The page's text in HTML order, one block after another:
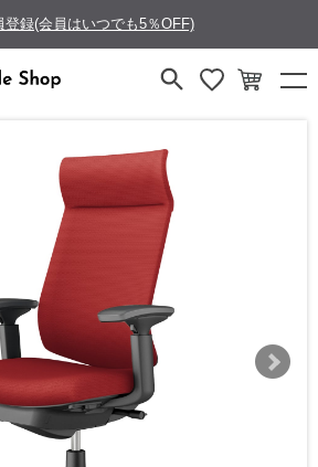
登録(会員はいつでも5％OFF)